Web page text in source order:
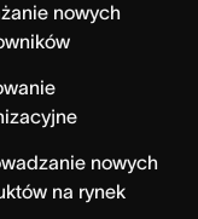
nowych
nowych
na rynek